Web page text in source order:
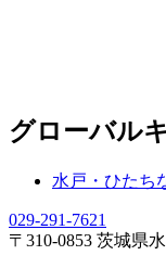
グローバル
水戸・ひたち
029-291-7621
〒310-0853 茨城県